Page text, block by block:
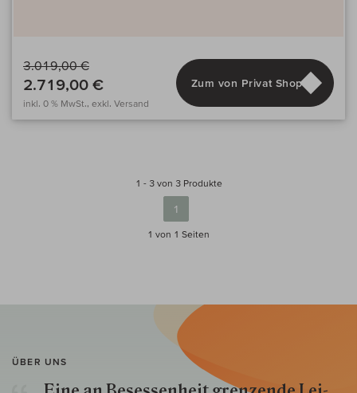
3.019,00 €
2.719,00 €
inkl. 0 % MwSt., exkl. Versand
Zum von Privat Shop
1 - 3 von 3 Produkte
1
1 von 1 Seiten
ÜBER UNS